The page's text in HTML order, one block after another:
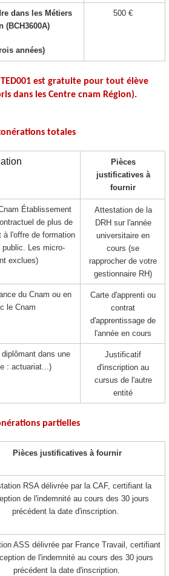
dans les Métiers
(BCH3600A)
années)
500 €
est gratuite pour tout élève
dans les Centre cnam Région).
totales
Pièces
justificatives à
fournir
Établissement
de plus de
à l'offre de formation
Les micro-
exclues)
Attestation de la
DRH sur l'année
universitaire en
cours (se
rapprocher de votre
gestionnaire RH)
du Cnam ou en
le Cnam
Carte d'apprenti ou
contrat
d'apprentissage de
l'année en cours
dans une
: actuariat...)
Justificatif
d'inscription au
cursus de l'autre
entité
partielles
Pièces justificatives à fournir
RSA délivrée par la CAF, certifiant la
de l'indemnité au cours des 30 jours
précédent la date d'inscription.
ASS délivrée par France Travail, certifiant
de l'indemnité au cours des 30 jours
précédent la date d'inscription.